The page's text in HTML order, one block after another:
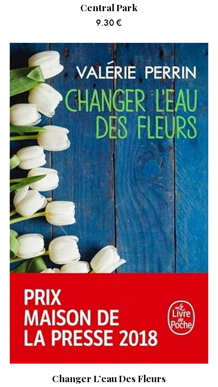
Central Park
9.30 €
Changer L’eau Des Fleurs